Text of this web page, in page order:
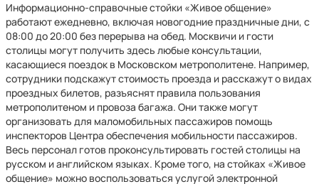
Информационно-справочные стойки «Живое общение»
работают ежедневно, включая новогодние праздничные дни, с
08:00 до 20:00 без перерыва на обед. Москвичи и гости
столицы могут получить здесь любые консультации,
касающиеся поездок в Московском метрополитене. Например,
сотрудники подскажут стоимость проезда и расскажут о видах
проездных билетов, разъяснят правила пользования
метрополитеном и провоза багажа. Они также могут
организовать для маломобильных пассажиров помощь
инспекторов Центра обеспечения мобильности пассажиров.
Весь персонал готов проконсультировать гостей столицы на
русском и английском языках. Кроме того, на стойках «Живое
общение» можно воспользоваться услугой электронной